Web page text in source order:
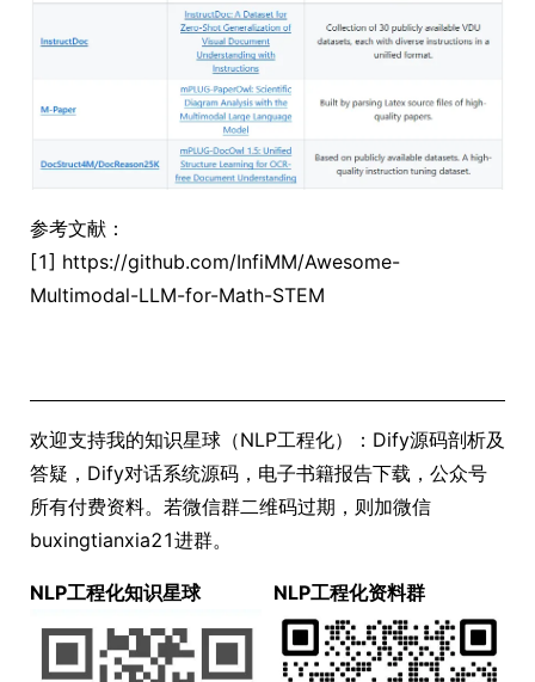
参考文献：
[1] https://github.com/InfiMM/Awesome-
Multimodal-LLM-for-Math-STEM
欢迎支持我的知识星球（NLP工程化）：Dify源码剖析及
答疑，Dify对话系统源码，电子书籍报告下载，公众号
所有付费资料。若微信群二维码过期，则加微信
buxingtianxia21进群。
NLP工程化知识星球 NLP工程化资料群